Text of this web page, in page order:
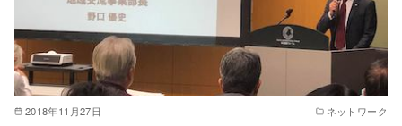
2018年11月27日 ネットワーク